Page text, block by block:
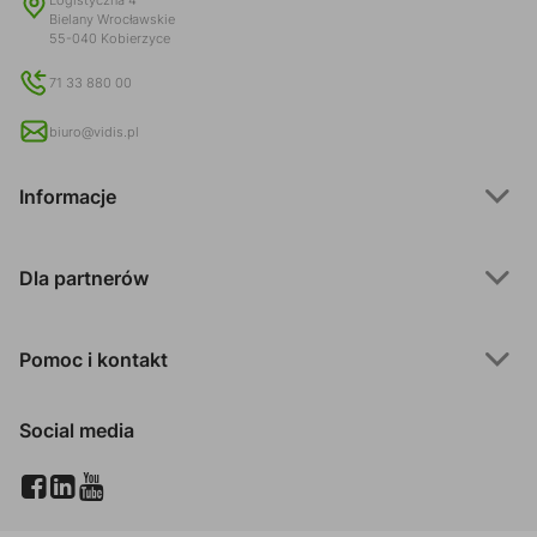
Bielany Wrocławskie
55-040 Kobierzyce
71 33 880 00
biuro@vidis.pl
Informacje
Dla partnerów
Pomoc i kontakt
Social media